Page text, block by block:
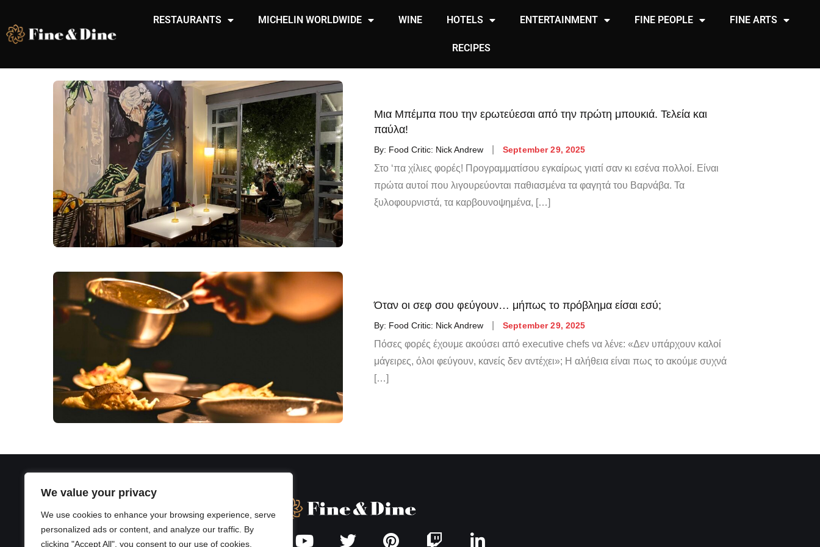
We value your privacy
We use cookies to enhance your browsing experience, serve
personalized ads or content, and analyze our traffic. By
clicking "Accept All", you consent to our use of cookies.
RESTAURANTS MICHELIN WORLDWIDE WINE HOTELS ENTERTAINMENT FINE PEOPLE FINE ARTS
RECIPES
Μια Μπέμπα που την ερωτεύεσαι από την πρώτη μπουκιά. Τελεία και
παύλα!
By: Food Critic: Nick Andrew September 29, 2025
Στο ‘πα χίλιες φορές! Προγραμματίσου εγκαίρως γιατί σαν κι εσένα πολλοί. Είναι
πρώτα αυτοί που λιγουρεύονται παθιασμένα τα φαγητά του Βαρνάβα. Τα
ξυλοφουρνιστά, τα καρβουνοψημένα, […]
Όταν οι σεφ σου φεύγουν… μήπως το πρόβλημα είσαι εσύ;
By: Food Critic: Nick Andrew September 29, 2025
Πόσες φορές έχουμε ακούσει από executive chefs να λένε: «Δεν υπάρχουν καλοί
μάγειρες, όλοι φεύγουν, κανείς δεν αντέχει»; Η αλήθεια είναι πως το ακούμε συχνά
[…]